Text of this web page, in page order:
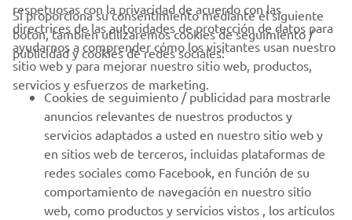
CORPORATIVO
PROFESIONALES
MÁS YAMAHA
AYUDA
respetuosas con la privacidad de acuerdo con las
directrices de las autoridades de protección de datos para
ayudarnos a comprender cómo los visitantes usan nuestro
sitio web y para mejorar nuestro sitio web, productos,
servicios y esfuerzos de marketing.
Si proporciona su consentimiento mediante el siguiente
botón, también utilizaremos cookies de seguimiento /
publicidad y cookies de redes sociales:
Cookies de seguimiento / publicidad para mostrarle
anuncios relevantes de nuestros productos y
servicios adaptados a usted en nuestro sitio web y
en sitios web de terceros, incluidas plataformas de
redes sociales como Facebook, en función de su
comportamiento de navegación en nuestro sitio
web, como productos y servicios vistos , los artículos